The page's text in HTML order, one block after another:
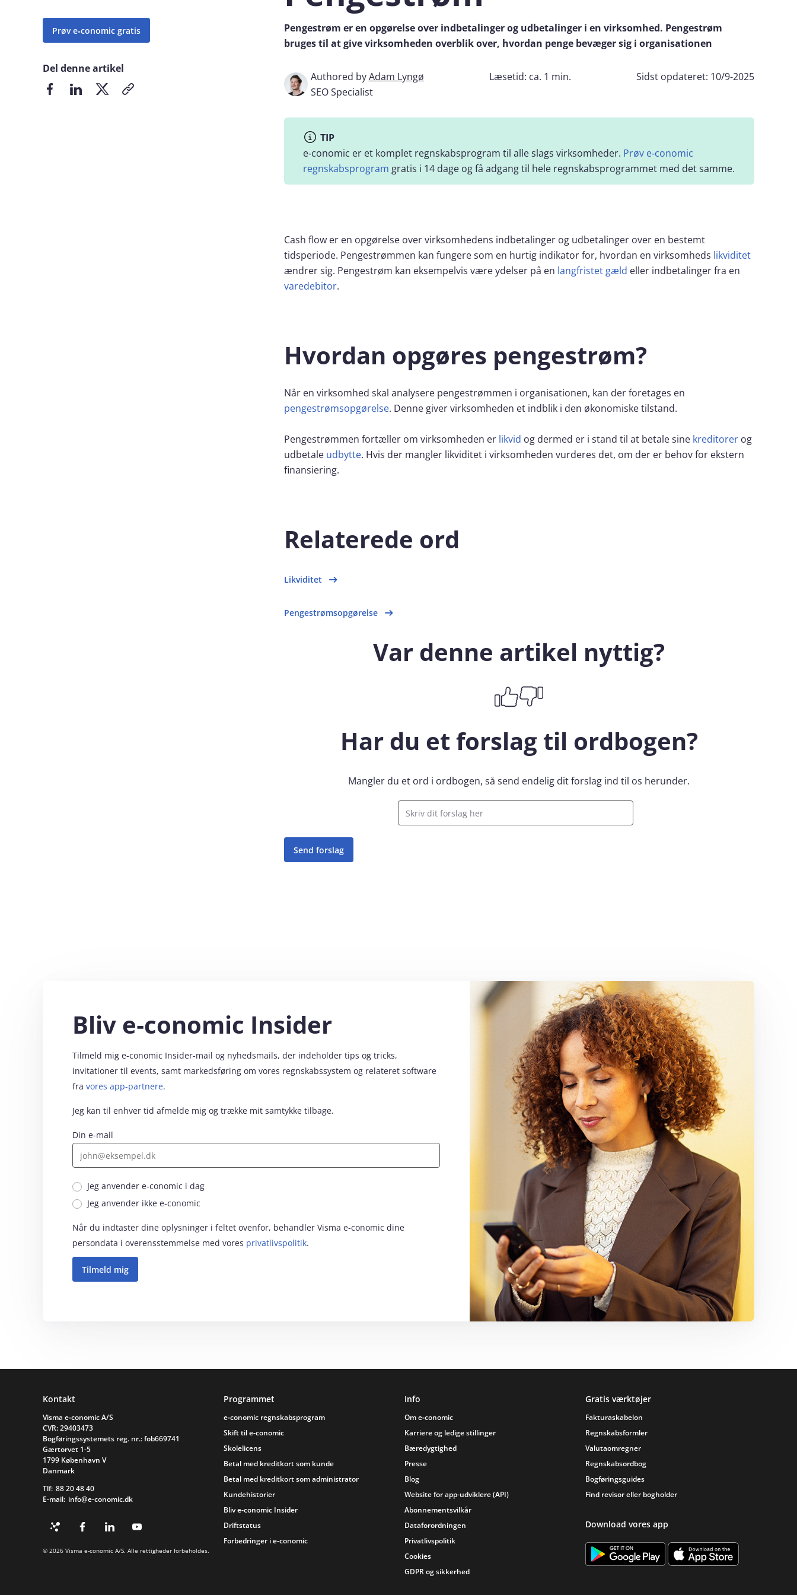
Prøv e‑conomic gratis
Del denne artikel
Del på Facebook
Del på LinkedIn
Del på X
Pengestrøm er en opgørelse over indbetalinger og udbetalinger i en virksomhed. Pengestrøm
bruges til at give virksomheden overblik over, hvordan penge bevæger sig i organisationen
Læsetid: ca. 1 min. Sidst opdateret: 10/9-2025
Authored byAdam Lyngø
SEO Specialist
TIP
e‑conomic er et komplet regnskabsprogram til alle slags virksomheder. Prøv e‑conomic
regnskabsprogram gratis i 14 dage og få adgang til hele regnskabsprogrammet med det samme.
Cash flow er en opgørelse over virksomhedens indbetalinger og udbetalinger over en bestemt
tidsperiode. Pengestrømmen kan fungere som en hurtig indikator for, hvordan en virksomheds likviditet
ændrer sig. Pengestrøm kan eksempelvis være ydelser på en langfristet gæld eller indbetalinger fra en
varedebitor.
Hvordan opgøres pengestrøm?
Når en virksomhed skal analysere pengestrømmen i organisationen, kan der foretages en
pengestrømsopgørelse. Denne giver virksomheden et indblik i den økonomiske tilstand.
Pengestrømmen fortæller om virksomheden er likvid og dermed er i stand til at betale sine kreditorerog
udbetale udbytte. Hvis der mangler likviditet i virksomheden vurderes det, om der er behov for ekstern
finansiering.
Relaterede ord
Likviditet
Pengestrømsopgørelse
Var denne artikel nyttig?
Har du et forslag til ordbogen?
Mangler du et ord i ordbogen, så send endelig dit forslag ind til os herunder.
Bliv e‑conomic Insider
Tilmeld mig e‑conomic Insider-mail og nyhedsmails, der indeholder tips og tricks,
invitationer til events, samt markedsføring om vores regnskabssystem og relateret software
fra vores app-partnere.
Jeg kan til enhver tid afmelde mig og trække mit samtykke tilbage.
Din e-mail
Jeg anvender e‑conomic i dag
Jeg anvender ikke e‑conomic
Når du indtaster dine oplysninger i feltet ovenfor, behandler Visma e‑conomic dine
persondata i overensstemmelse med vores privatlivspolitik.
Sidefod
Kontakt
Visma e‑conomic A/S
CVR: 29403473
Bogføringssystemets reg. nr.: fob669741
Gærtorvet 1-5
1799 København V
Danmark
Tlf: 88 20 48 40
E-mail: info@e-conomic.dk
© 2026 Visma e‑conomic A/S. Alle rettigheder forbeholdes.
Programmet
e‑conomic regnskabsprogram
Skift til e‑conomic
Skolelicens
Betal med kreditkort som kunde
Betal med kreditkort som administrator
Kundehistorier
Bliv e‑conomic Insider
Driftstatus
Forbedringer i e‑conomic
Info
Om e‑conomic
Karriere og ledige stillinger
Bæredygtighed
Presse
Blog
Website for app-udviklere (API)
Abonnementsvilkår
Dataforordningen
Privatlivspolitik
Cookies
GDPR og sikkerhed
Gratis værktøjer
Fakturaskabelon
Regnskabsformler
Valutaomregner
Regnskabsordbog
Bogføringsguides
Find revisor eller bogholder
Download vores app